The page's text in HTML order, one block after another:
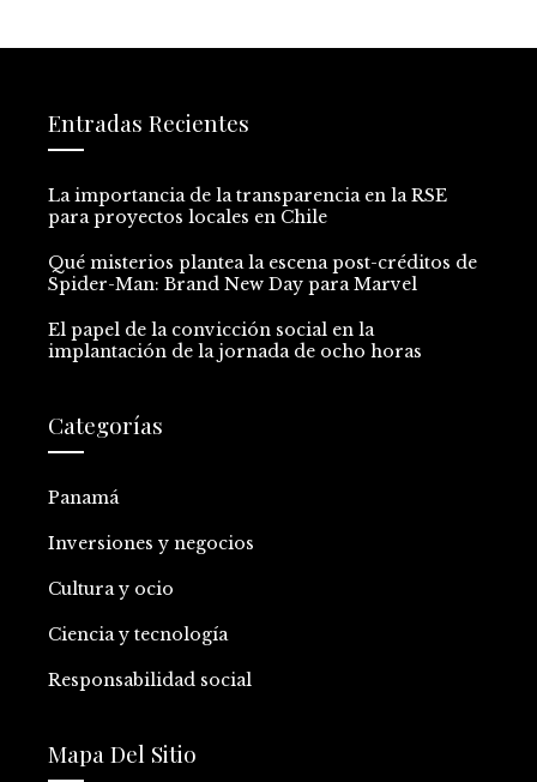
Entradas Recientes
La importancia de la transparencia en la RSE
para proyectos locales en Chile
Qué misterios plantea la escena post-créditos de
Spider-Man: Brand New Day para Marvel
El papel de la convicción social en la
implantación de la jornada de ocho horas
Categorías
Panamá
Inversiones y negocios
Cultura y ocio
Ciencia y tecnología
Responsabilidad social
Mapa Del Sitio